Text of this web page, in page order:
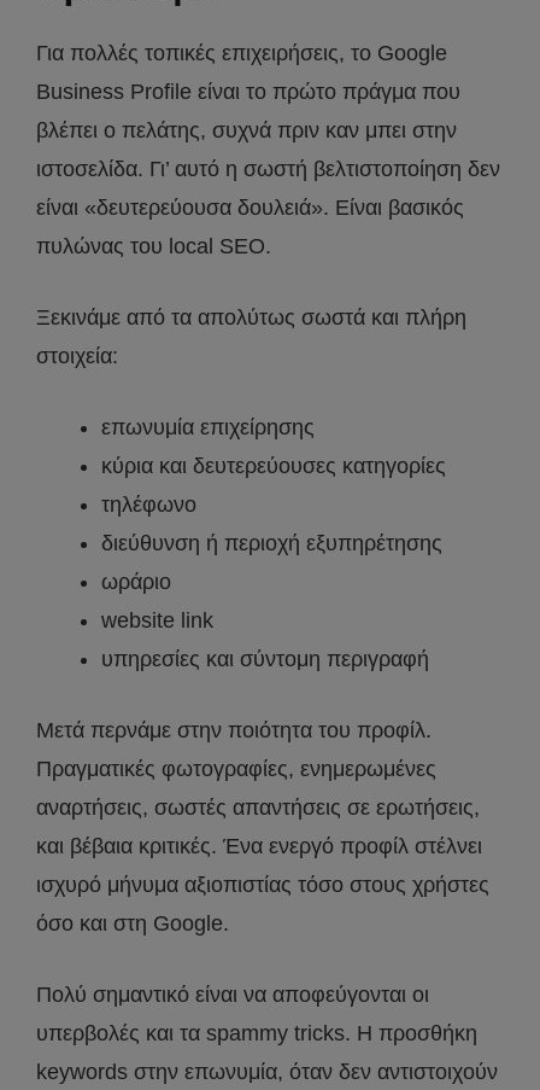
Για πολλές τοπικές επιχειρήσεις, το Google
Business Profile είναι το πρώτο πράγμα που
βλέπει ο πελάτης, συχνά πριν καν μπει στην
ιστοσελίδα. Γι’ αυτό η σωστή βελτιστοποίηση δεν
είναι «δευτερεύουσα δουλειά». Είναι βασικός
πυλώνας του local SEO.
Ξεκινάμε από τα απολύτως σωστά και πλήρη
στοιχεία:
επωνυμία επιχείρησης
κύρια και δευτερεύουσες κατηγορίες
τηλέφωνο
διεύθυνση ή περιοχή εξυπηρέτησης
ωράριο
website link
υπηρεσίες και σύντομη περιγραφή
Μετά περνάμε στην ποιότητα του προφίλ.
Πραγματικές φωτογραφίες, ενημερωμένες
αναρτήσεις, σωστές απαντήσεις σε ερωτήσεις,
και βέβαια κριτικές. Ένα ενεργό προφίλ στέλνει
ισχυρό μήνυμα αξιοπιστίας τόσο στους χρήστες
όσο και στη Google.
Πολύ σημαντικό είναι να αποφεύγονται οι
υπερβολές και τα spammy tricks. Η προσθήκη
keywords στην επωνυμία, όταν δεν αντιστοιχούν